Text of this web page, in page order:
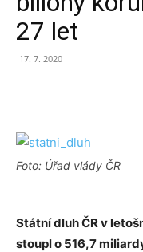
27 let
17. 7. 2020
Foto: Úřad vlády ČR
Státní dluh ČR v
stoupl o 516,7